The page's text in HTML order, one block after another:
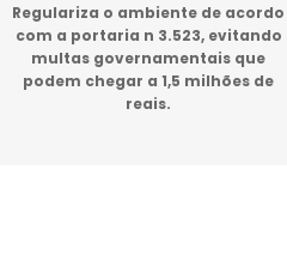
Regulariza o ambiente de acordo
com a portaria n 3.523, evitando
multas governamentais que
podem chegar a 1,5 milhões de
reais.